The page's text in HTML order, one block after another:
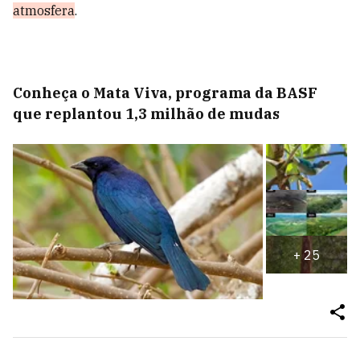
atmosfera.
Conheça o Mata Viva, programa da BASF
que replantou 1,3 milhão de mudas
+ 25